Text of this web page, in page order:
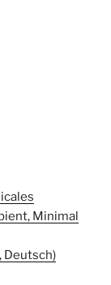
Minimal
Deutsch)